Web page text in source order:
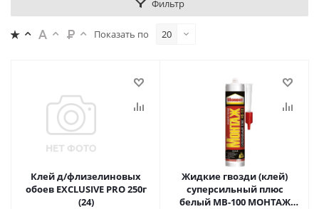
Фильтр
Показать по 20
Клей д/флизелиновых
обоев EXCLUSIVE PRO 250г
(24)
Жидкие гвозди (клей)
суперсильный плюс
белый МВ-100 МОНТАЖ